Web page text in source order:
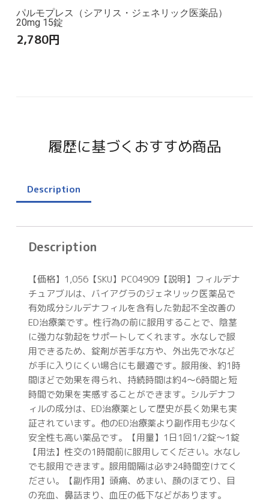
パルモプレス（シアリス・ジェネリック医薬品）
20mg 15錠
2,780円
履歴に基づくおすすめ商品
Description
Description
【価格】1,056【SKU】PC04909【説明】フィルデナ
チュアブルは、バイアグラのジェネリック医薬品で
有効成分シルデナフィルを含有した勃起不全改善の
ED治療薬です。性行為の前に服用することで、陰茎
に強力な勃起をサポートしてくれます。水なしで服
用できるため、錠剤が苦手な方や、外出先で水など
が手に入りにくい場合にも最適です。服用後、約1時
間ほどで効果を得られ、持続時間は約4～6時間と短
時間で効果を実感することができます。シルデナフ
ィルの成分は、ED治療薬として歴史が長く効果も実
証されています。他のED治療薬より副作用も少なく
安全性も高い薬品です。【用量】1日1回1/2錠〜1錠
【用法】性交の1時間前に服用してください。水なし
でも服用できます。服用間隔は必ず24時間空けてく
ださい。【副作用】頭痛、めまい、顔のほてり、目
の充血、鼻詰まり、血圧の低下などがあります。